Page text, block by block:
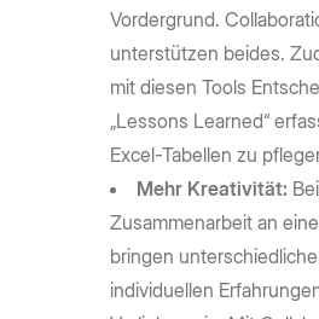
Vordergrund.
unterstützen beides.
mit diesen Tools
„Lessons Learned“
Excel-Tabellen zu
Mehr Kreativität:
Zusammenarbeit an
bringen
individuellen